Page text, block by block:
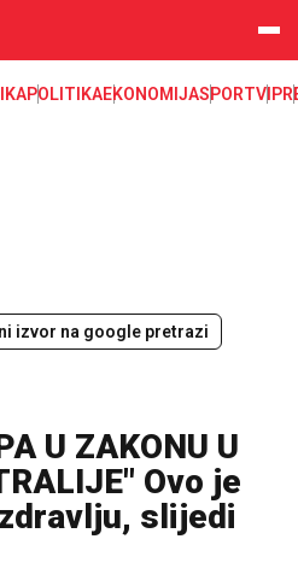
POLITIKAEKONOMIJASPORTVIP
izvor na google pretrazi
U ZAKONU U
Ovo je
slijedi